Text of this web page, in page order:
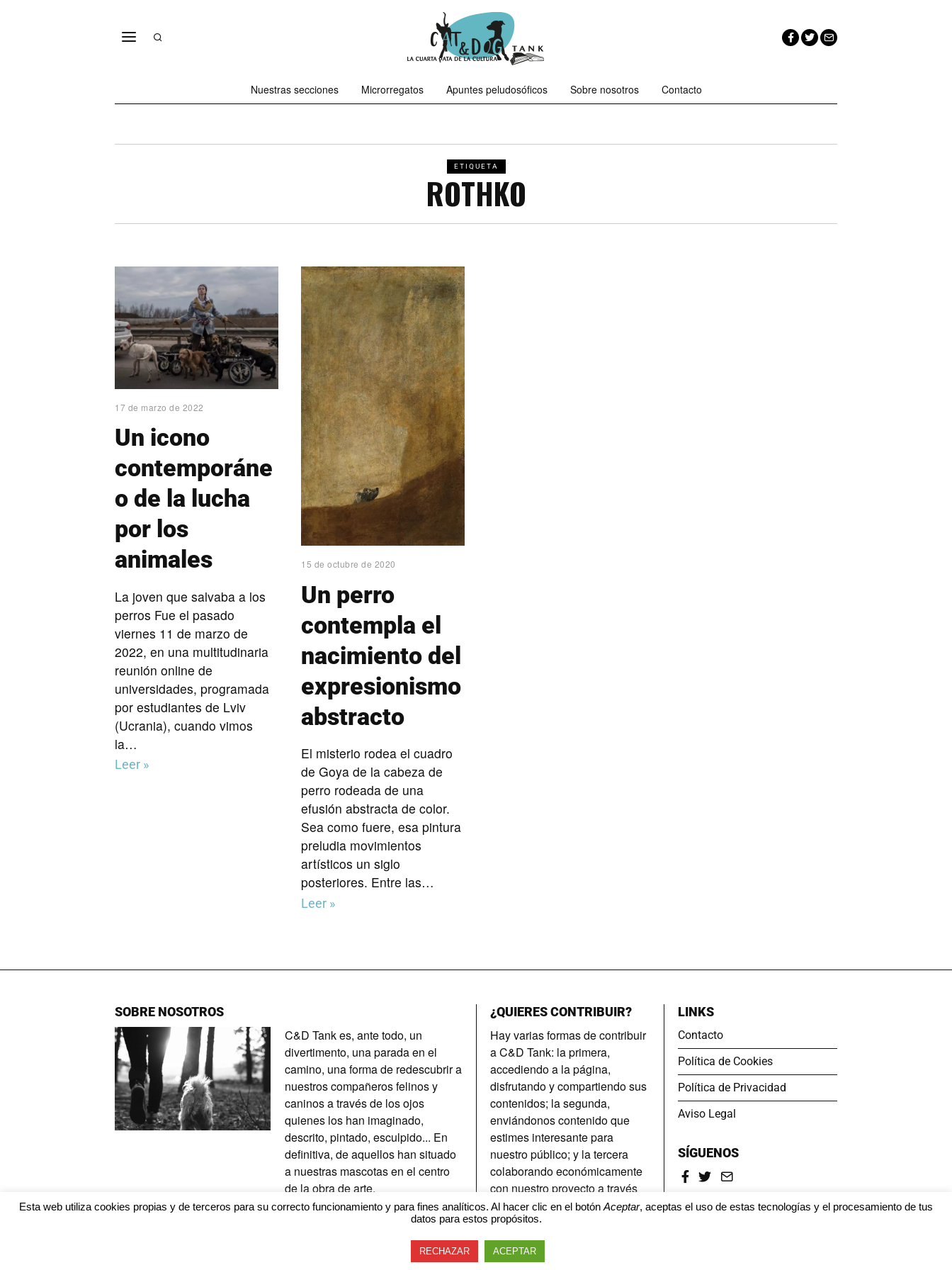
Nuestras secciones Microrregatos Apuntes peludosóficos Sobre nosotros Contacto
ETIQUETA
ROTHKO
17 de marzo de 2022
Un icono
contemporáne
o de la lucha
por los
animales
La joven que salvaba a los
perros Fue el pasado
viernes 11 de marzo de
2022, en una multitudinaria
reunión online de
universidades, programada
por estudiantes de Lviv
(Ucrania), cuando vimos
la…
Leer »
15 de octubre de 2020
Un perro
contempla el
nacimiento del
expresionismo
abstracto
El misterio rodea el cuadro
de Goya de la cabeza de
perro rodeada de una
efusión abstracta de color.
Sea como fuere, esa pintura
preludia movimientos
artísticos un siglo
posteriores. Entre las…
Leer »
SOBRE NOSOTROS
C&D Tank es, ante todo, un
divertimento, una parada en el
camino, una forma de redescubrir a
nuestros compañeros felinos y
caninos a través de los ojos
quienes los han imaginado,
descrito, pintado, esculpido... En
definitiva, de aquellos han situado
a nuestras mascotas en el centro
de la obra de arte.
¿QUIERES CONTRIBUIR?
Hay varias formas de contribuir
a C&D Tank: la primera,
accediendo a la página,
disfrutando y compartiendo sus
contenidos; la segunda,
enviándonos contenido que
estimes interesante para
nuestro público; y la tercera
colaborando económicamente
con nuestro proyecto a través
del patrocinio.
LINKS
Contacto
Política de Cookies
Política de Privacidad
Aviso Legal
SÍGUENOS
Esta web utiliza cookies propias y de terceros para su correcto funcionamiento y para fines analíticos. Al hacer clic en el botón Aceptar, aceptas el uso de estas tecnologías y el procesamiento de tus
datos para estos propósitos.
RECHAZAR ACEPTAR